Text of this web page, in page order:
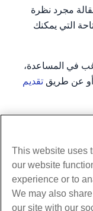
مجرد نظرة
التي يمكنك
في المساعدة،
أو عن طريق تقديم
This website uses
our website
experience or to
We may also
our site with our